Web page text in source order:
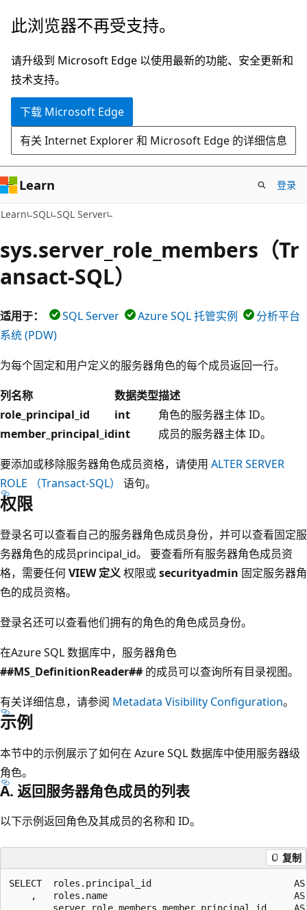
跳
主
要
内
此浏览器不再受支持。
请升级到 Microsoft Edge 以使用最新的功能、安全更新和
技术支持。
下载 Microsoft Edge
有关 Internet Explorer 和 Microsoft Edge 的详细信息
Learn 登录
Learn SQL SQL Server
sys.server_role_members（Tr
ansact-SQL）
适用于： SQL Server Azure SQL 托管实例
分析平台
系统 (PDW)
为每个固定和用户定义的服务器角色的每个成员返回一行。
列名称
数据类型描述
role_principal_id
int
角色的服务器主体 ID。
member_principal_idint
成员的服务器主体 ID。
要添加或移除服务器角色成员资格，请使用 ALTER SERVER
ROLE （Transact-SQL）
语句。
权限
登录名可以查看自己的服务器角色成员身份，并可以查看固定服
务器角色的成员principal_id。 要查看所有服务器角色成员资
格，需要任何VIEW 定义权限或securityadmin 固定服务器角
色的成员资格。
登录名还可以查看他们拥有的角色的角色成员身份。
在Azure SQL 数据库中，服务器角色
##MS_DefinitionReader## 的成员可以查询所有目录视图。
有关详细信息，请参阅 Metadata Visibility Configuration。
示例
本节中的示例展示了如何在 Azure SQL 数据库中使用服务器级
角色。
A. 返回服务器角色成员的列表
以下示例返回角色及其成员的名称和 ID。
复制
SELECT	roles.principal_id							AS RolePrincipalID